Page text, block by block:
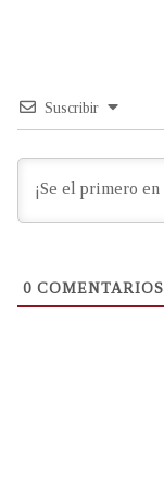
Suscribir
0 COMENTARIOS